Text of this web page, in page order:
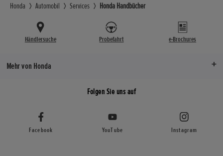
Honda Automobil Services Honda Handbücher
Händlersuche Probefahrt e-Brochures
Mehr von Honda
Folgen Sie uns auf
Facebook YouTube Instagram